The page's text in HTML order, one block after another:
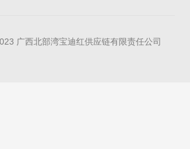
广西北部湾宝迪红供应链有限责任公司